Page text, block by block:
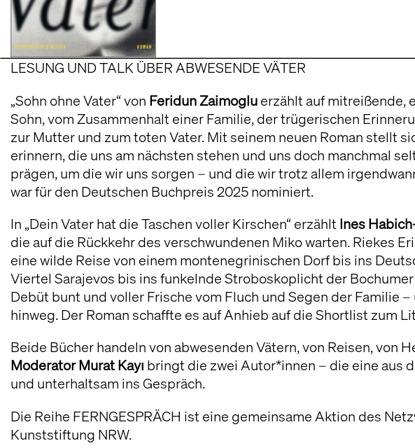
LESUNG UND TALK ÜBER ABWESENDE VÄTER
„Sohn ohne Vater“ von Feridun Zaimogluerzählt auf mitreißende,
Sohn, vom Zusammenhalt einer Familie, der trügerischen
zur Mutter und zum toten Vater. Mit seinem neuen Roman stellt
erinnern, die uns am nächsten stehen und uns doch manchmal
prägen, um die wir uns sorgen – und die wir trotz allem
war für den Deutschen Buchpreis 2025 nominiert.
In „Dein Vater hat die Taschen voller Kirschen“ erzähltInes
die auf die Rückkehr des verschwundenen Miko warten. Riekes
eine wilde Reise von einem montenegrinischen Dorf bis ins
Viertel Sarajevos bis ins funkelnde Stroboskoplicht der
Debüt bunt und voller Frische vom Fluch und Segen der Familie
hinweg. Der Roman schaffte es auf Anhieb auf die Shortlist zum
Beide Bücher handeln von abwesenden Vätern, von Reisen, von
Moderator Murat Kayı bringt die zwei Autor*innen – die eine aus
und unterhaltsam ins Gespräch.
Die Reihe FERNGESPRÄCH ist eine gemeinsame Aktion des
Kunststiftung NRW.